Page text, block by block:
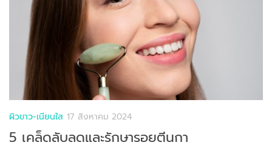
ผิวขาว-เนียนใส 17 สิงหาคม 2024
5 เคล็ดลับลดและรักษารอยตีนกา